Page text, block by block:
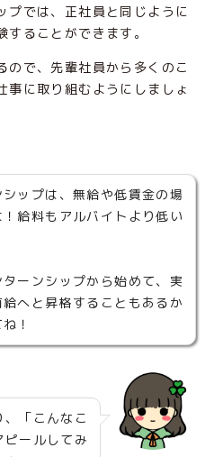
プでは、正社員と同じように
ることができます。
ので、先輩社員から多くのこ
事に取り組むようにしましょ
ップは、無給や低賃金の場
給料もアルバイトより低い
ーンシップから始めて、実
へと昇格することもあるか
！
「こんなこ
ールしてみ